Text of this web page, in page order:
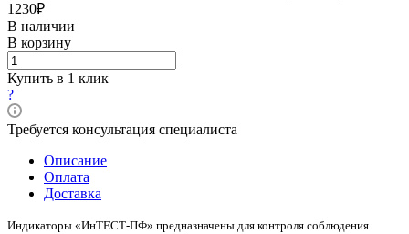
1230₽
В наличии
В корзину
Купить в 1 клик
?
Требуется консультация специалиста
Описание
Оплата
Доставка
Индикаторы «ИнТЕСТ-ПФ» предназначены для контроля соблюдения